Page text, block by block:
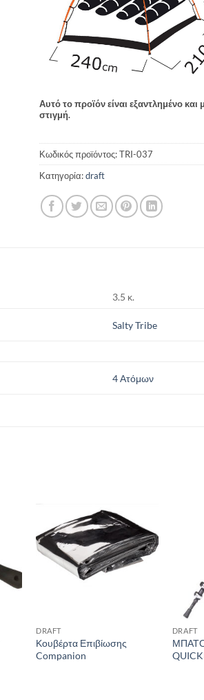
Αυτό το προϊόν είναι εξαντλημένο και
στιγμή.
Κωδικός προϊόντος:TRI-037
Κατηγορία:draft
3.5 κ.
Salty Tribe
4 Ατόμων
wishlist
DRAFT
Κουβέρτα Επιβίωσης
Companion
DRAFT